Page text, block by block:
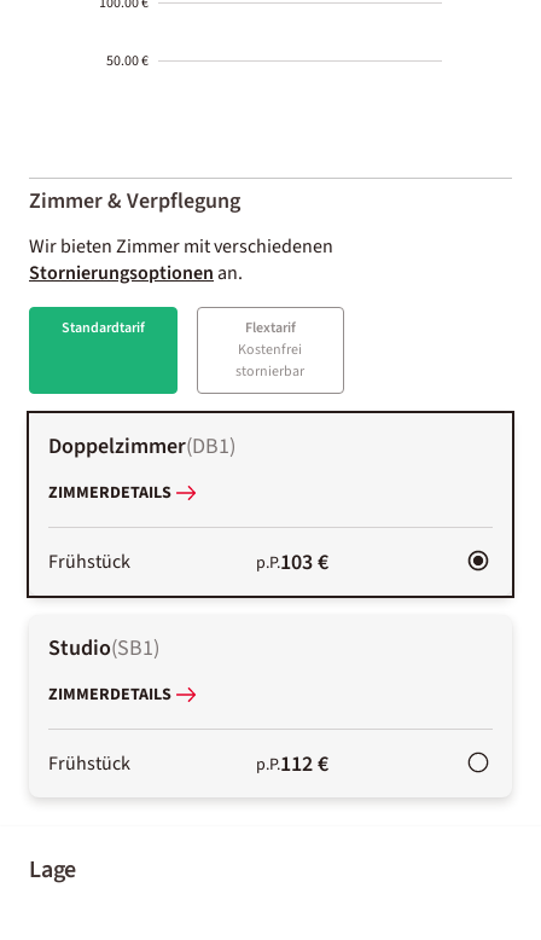
50.00 €
01-02
Zimmer & Verpflegung
Wir bieten Zimmer mit verschiedenen
Stornierungsoptionenan.
Standardtarif
Flextarif
Kostenfrei
stornierbar
Doppelzimmer(DB1)
ZIMMERDETAILS
Frühstück p.P.103 €
Studio(SB1)
ZIMMERDETAILS
Frühstück p.P.112 €
Lage